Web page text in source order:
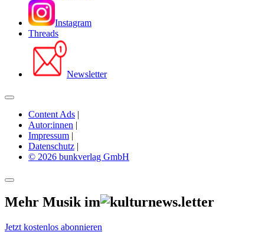
Instagram
Threads
Newsletter
Content Ads |
Autor:innen |
Impressum |
Datenschutz |
© 2026 bunkverlag GmbH
Mehr Musik im
Jetzt kostenlos abonnieren